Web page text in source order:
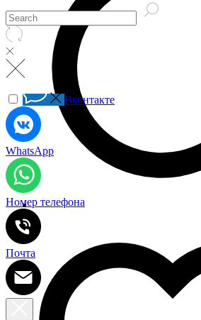
Вконтакте
WhatsApp
Номер телефона
Почта